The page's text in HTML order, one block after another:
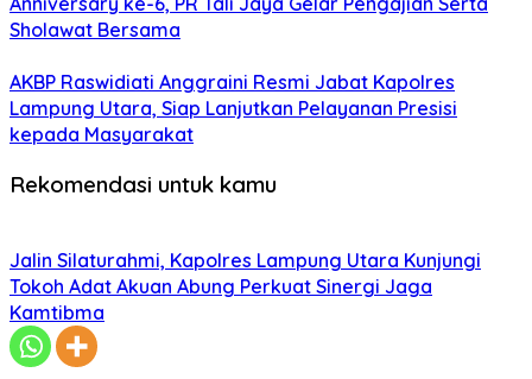
Sholawat Bersama
AKBP Raswidiati Anggraini Resmi Jabat Kapolres
Lampung Utara, Siap Lanjutkan Pelayanan Presisi
kepada Masyarakat
Rekomendasi untuk kamu
Jalin Silaturahmi, Kapolres Lampung Utara Kunjungi
Tokoh Adat Akuan Abung Perkuat Sinergi Jaga
Kamtibma